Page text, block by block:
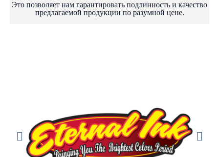
Это позволяет нам гарантировать подлинность и качество
предлагаемой продукции по разумной цене.